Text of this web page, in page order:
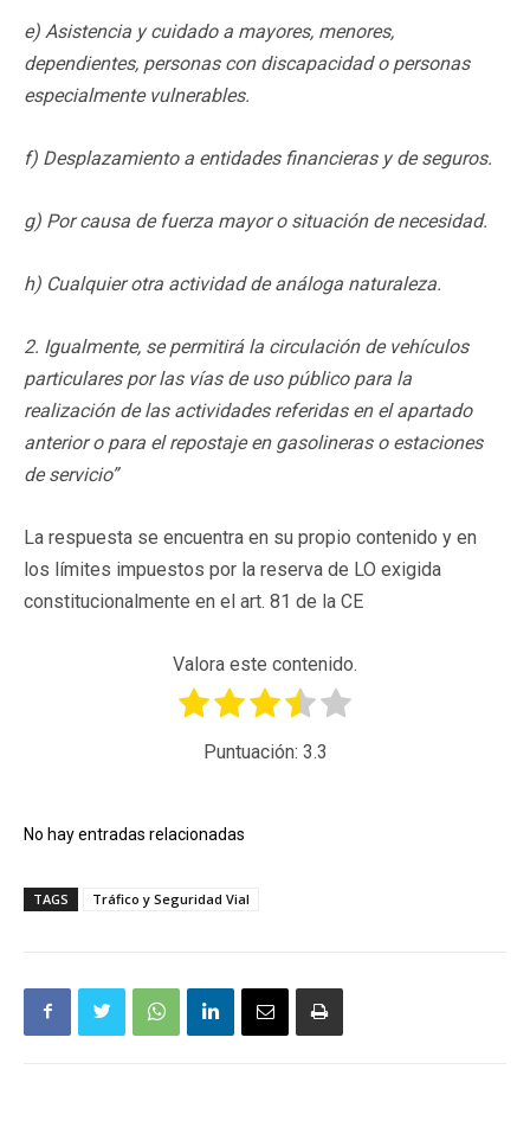
e) Asistencia y cuidado a mayores, menores,
dependientes, personas con discapacidad o personas
especialmente vulnerables.
f) Desplazamiento a entidades financieras y de seguros.
g) Por causa de fuerza mayor o situación de necesidad.
h) Cualquier otra actividad de análoga naturaleza.
2. Igualmente, se permitirá la circulación de vehículos
particulares por las vías de uso público para la
realización de las actividades referidas en el apartado
anterior o para el repostaje en gasolineras o estaciones
de servicio”
La respuesta se encuentra en su propio contenido y en
los límites impuestos por la reserva de LO exigida
constitucionalmente en el art. 81 de la CE
Valora este contenido.
Puntuación: 3.3
No hay entradas relacionadas
TAGS Tráfico y Seguridad Vial